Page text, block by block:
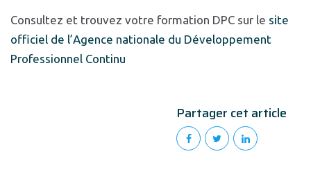
Consultez et trouvez votre formation DPC sur le site
officiel de l’Agence nationale du Développement
Professionnel Continu
Partager cet article